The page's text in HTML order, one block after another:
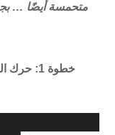
خطوة 1:
حرك